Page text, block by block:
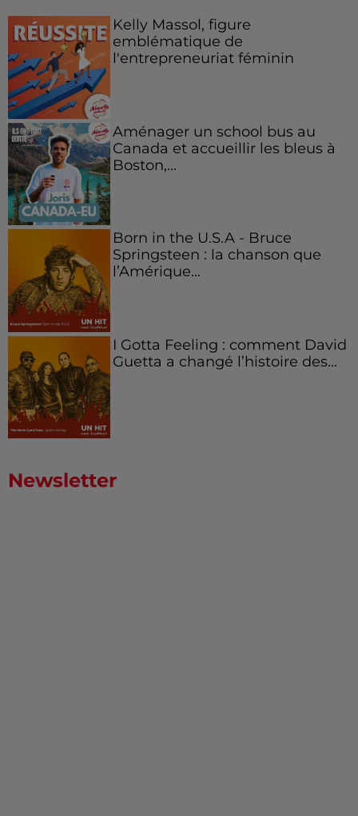
Kelly Massol, figure
emblématique de
l'entrepreneuriat féminin
Aménager un school bus au
Canada et accueillir les bleus à
Boston,...
Born in the U.S.A - Bruce
Springsteen : la chanson que
l’Amérique...
I Gotta Feeling : comment David
Guetta a changé l’histoire des...
Newsletter